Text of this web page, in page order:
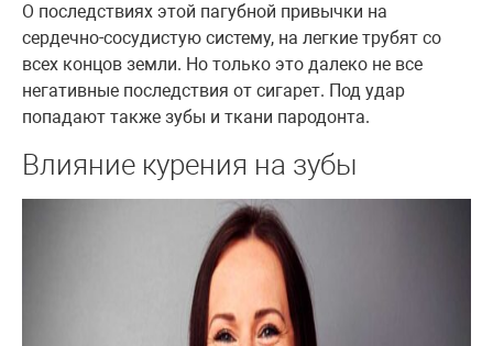
О последствиях этой пагубной привычки на
сердечно-сосудистую систему, на легкие трубят со
всех концов земли. Но только это далеко не все
негативные последствия от сигарет. Под удар
попадают также зубы и ткани пародонта.
Влияние курения на зубы